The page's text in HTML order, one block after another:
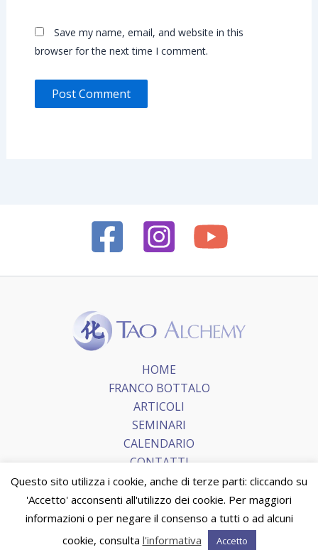
Save my name, email, and website in this
browser for the next time I comment.
HOME
FRANCO BOTTALO
ARTICOLI
SEMINARI
CALENDARIO
CONTATTI
Copyright © 2026 Tao Alchemy.Terms and Conditions|
Cookie Policy
Questo sito utilizza i cookie, anche di terze parti: cliccando su
'Accetto' acconsenti all'utilizzo dei cookie. Per maggiori
informazioni o per negare il consenso a tutti o ad alcuni
cookie, consulta l'informativa Accetto